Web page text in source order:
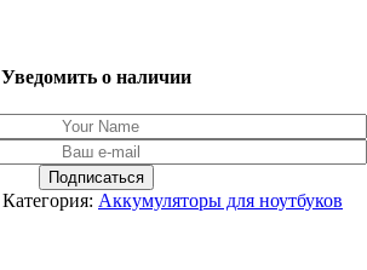
Уведомить о наличии
Категория: Аккумуляторы для ноутбуков